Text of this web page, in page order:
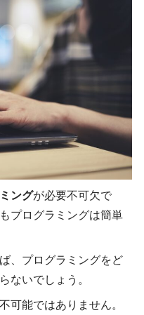
ングが必要不可欠で
プログラミングは簡単
、プログラミングをど
ないでしょう。
可能ではありません。